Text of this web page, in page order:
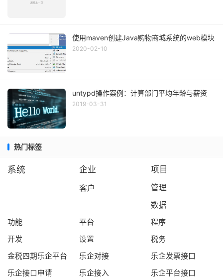
使用maven创建Java购物商城系统的web模块
2020-02-10
untypd操作案例：计算部门平均年龄与薪资
2019-03-31
热门标签
系统 企业
项目
客户
管理
数据
功能
平台
程序
开发
设置
税务
金税四期乐企平台
乐企对接
乐企发票接口
乐企接口申请
乐企接入 乐企平台接口